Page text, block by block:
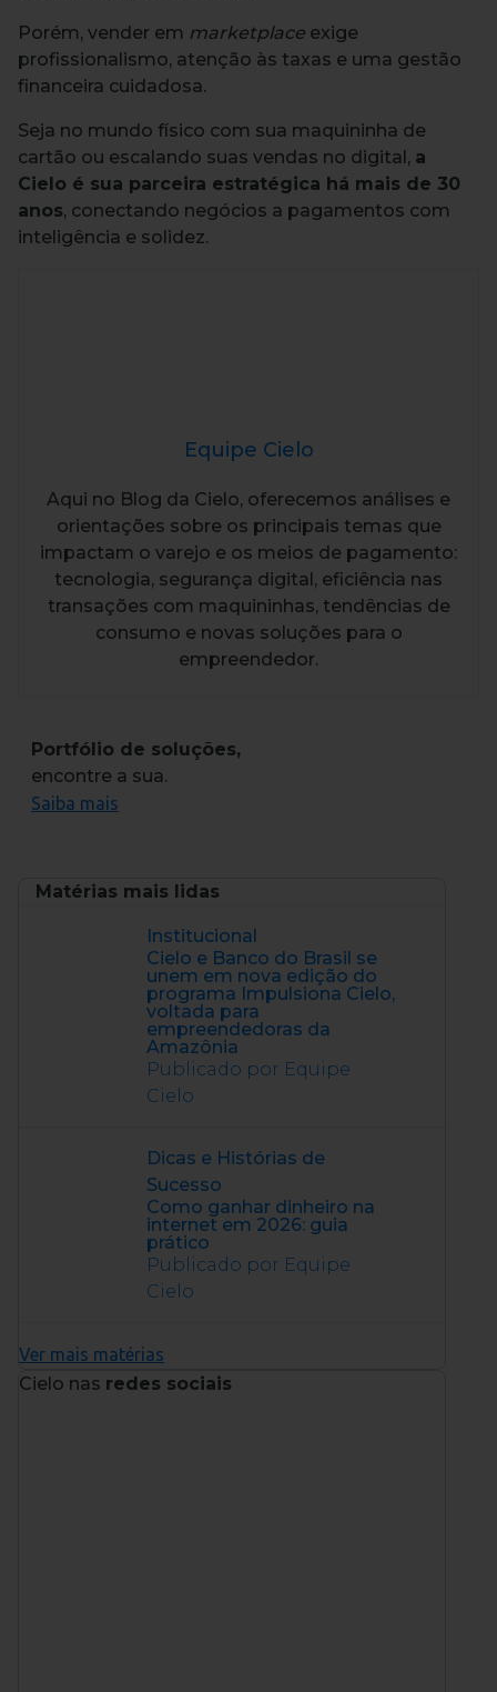
Porém, vender em marketplace exige
profissionalismo, atenção às taxas e uma gestão
financeira cuidadosa.
Seja no mundo físico com sua maquininha de
cartão ou escalando suas vendas no digital, a
Cielo é sua parceira estratégica há mais de 30
anos, conectando negócios a pagamentos com
inteligência e solidez.
Equipe Cielo
Aqui no Blog da Cielo, oferecemos análises e
orientações sobre os principais temas que
impactam o varejo e os meios de pagamento:
tecnologia, segurança digital, eficiência nas
transações com maquininhas, tendências de
consumo e novas soluções para o
empreendedor.
Portfólio de soluções,
encontre a sua.
Saiba mais
Matérias mais lidas
Institucional
Cielo e Banco do Brasil se
unem em nova edição do
programa Impulsiona Cielo,
voltada para
empreendedoras da
Amazônia
Publicado por Equipe
Cielo
Dicas e Histórias de
Sucesso
Como ganhar dinheiro na
internet em 2026: guia
prático
Publicado por Equipe
Cielo
Ver mais matérias
Cielo nas redes sociais